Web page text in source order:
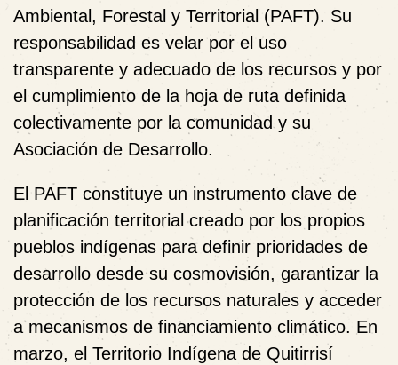
Ambiental, Forestal y Territorial (PAFT). Su
responsabilidad es velar por el uso
transparente y adecuado de los recursos y por
el cumplimiento de la hoja de ruta definida
colectivamente por la comunidad y su
Asociación de Desarrollo.
El PAFT constituye un instrumento clave de
planificación territorial creado por los propios
pueblos indígenas para definir prioridades de
desarrollo desde su cosmovisión, garantizar la
protección de los recursos naturales y acceder
a mecanismos de financiamiento climático. En
marzo, el Territorio Indígena de Quitirrisí